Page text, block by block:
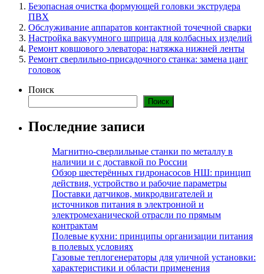
Безопасная очистка формующей головки экструдера
ПВХ
Обслуживание аппаратов контактной точечной сварки
Настройка вакуумного шприца для колбасных изделий
Ремонт ковшового элеватора: натяжка нижней ленты
Ремонт сверлильно-присадочного станка: замена цанг
головок
Поиск
Поиск
Последние записи
Магнитно-сверлильные станки по металлу в
наличии и с доставкой по России
Обзор шестерённых гидронасосов НШ: принцип
действия, устройство и рабочие параметры
Поставки датчиков, микродвигателей и
источников питания в электронной и
электромеханической отрасли по прямым
контрактам
Полевые кухни: принципы организации питания
в полевых условиях
Газовые теплогенераторы для уличной установки:
характеристики и области применения